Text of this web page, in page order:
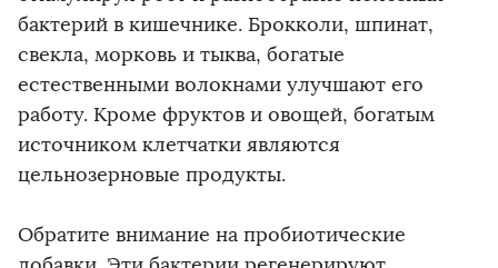
бактерий в кишечнике. Брокколи, шпинат,
свекла, морковь и тыква, богатые
естественными волокнами улучшают его
работу. Кроме фруктов и овощей, богатым
источником клетчатки являются
цельнозерновые продукты.
Обратите внимание на пробиотические